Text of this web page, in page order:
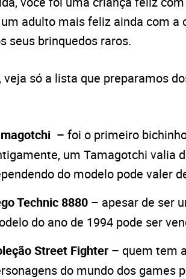
adulto mais feliz ainda com a
seus brinquedos raros.
veja só a lista que preparamos
– foi o primeiro
um Tamagotchi valia
do modelo pode valer
Technic 8880 – apesar de ser
do ano de 1994 pode ser
Street Fighter – quem tem
do mundo dos games